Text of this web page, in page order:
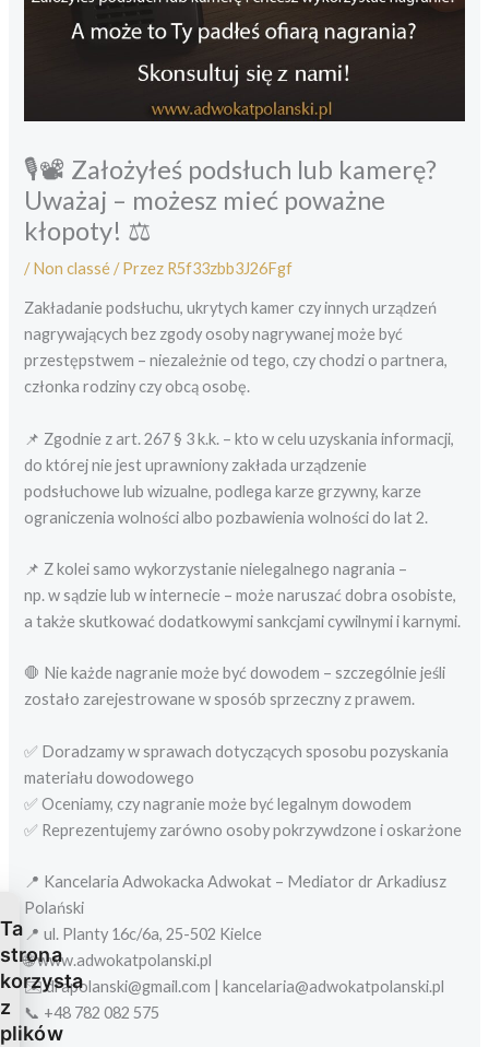
🎙️📽️ Założyłeś podsłuch lub kamerę?
Uważaj – możesz mieć poważne
kłopoty! ⚖️
/Non classé / Przez R5f33zbb3J26Fgf
Zakładanie podsłuchu, ukrytych kamer czy innych urządzeń
nagrywających bez zgody osoby nagrywanej może być
przestępstwem – niezależnie od tego, czy chodzi o partnera,
członka rodziny czy obcą osobę.
📌 Zgodnie z art. 267 § 3 k.k. – kto w celu uzyskania informacji,
do której nie jest uprawniony zakłada urządzenie
podsłuchowe lub wizualne, podlega karze grzywny, karze
ograniczenia wolności albo pozbawienia wolności do lat 2.
📌 Z kolei samo wykorzystanie nielegalnego nagrania –
np. w sądzie lub w internecie – może naruszać dobra osobiste,
a także skutkować dodatkowymi sankcjami cywilnymi i karnymi.
🛑 Nie każde nagranie może być dowodem – szczególnie jeśli
zostało zarejestrowane w sposób sprzeczny z prawem.
✅ Doradzamy w sprawach dotyczących sposobu pozyskania
materiału dowodowego
✅ Oceniamy, czy nagranie może być legalnym dowodem
✅ Reprezentujemy zarówno osoby pokrzywdzone i oskarżone
📍 Kancelaria Adwokacka Adwokat – Mediator dr Arkadiusz
Polański
📍 ul. Planty 16c/6a, 25-502 Kielce
🌐 www.adwokatpolanski.pl
✉️ drapolanski@gmail.com | kancelaria@adwokatpolanski.pl
📞 +48 782 082 575
Ta
strona
korzysta
z
plików